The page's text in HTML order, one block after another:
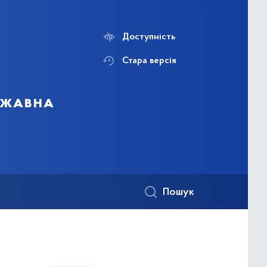
Доступність
Стара версія
Пошук